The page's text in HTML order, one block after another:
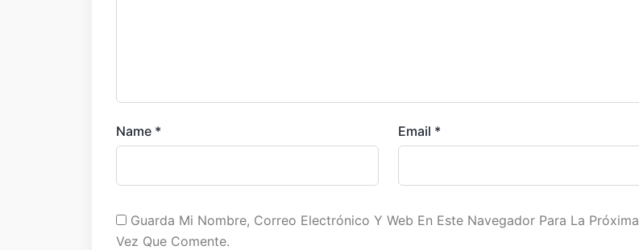
Name * Email *
Guarda Mi Nombre, Correo Electrónico Y Web En Este Navegador Para La Próxima
Vez Que Comente.